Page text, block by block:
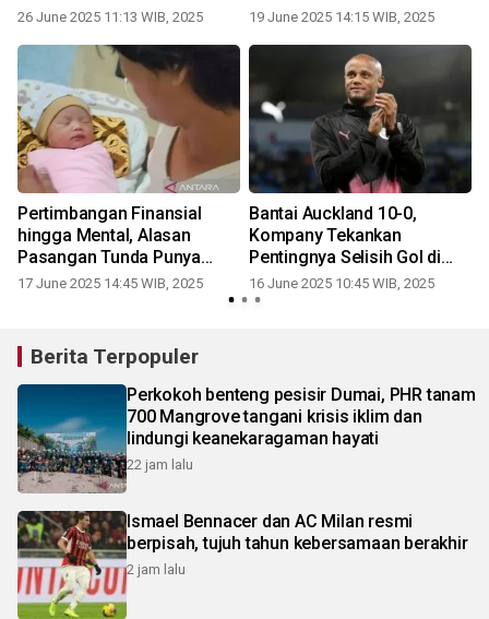
26 June 2025 11:13 WIB, 2025 19 June 2025 14:15 WIB, 2025
Pertimbangan Finansial
hingga Mental, Alasan
Pasangan Tunda Punya
Anak
17 June 2025 14:45 WIB, 2025
Bantai Auckland 10-0,
Kompany Tekankan
Pentingnya Selisih Gol di
Grup Berat
16 June 2025 10:45 WIB, 2025
Berita Terpopuler
Perkokoh benteng pesisir Dumai, PHR tanam
700 Mangrove tangani krisis iklim dan
lindungi keanekaragaman hayati
22 jam lalu
Ismael Bennacer dan AC Milan resmi
berpisah, tujuh tahun kebersamaan berakhir
2 jam lalu